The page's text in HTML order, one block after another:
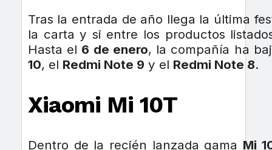
Tras la entrada de año llega la última
la carta y si entre los productos
Hasta el 6 de enero, la compañía ha
10, el Redmi Note 9 y el Redmi Note 8.
Xiaomi Mi 10T
Dentro de la recién lanzada gama Mi